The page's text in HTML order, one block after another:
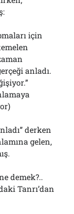
için
anladı.
derken
gelen,
demek?..
Tanrı’dan